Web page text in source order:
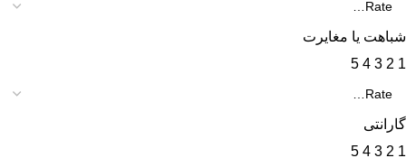
شباهت یا مغایرت
1
2
3
4
5
گارانتی
1
2
3
4
5